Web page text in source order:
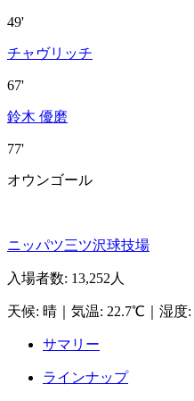
49'
チャヴリッチ
67'
鈴木 優磨
77'
オウンゴール
ニッパツ三ツ沢球技場
入場者数: 13,252人
天候: 晴 気温: 22.7℃ 湿度:
サマリー
ラインナップ